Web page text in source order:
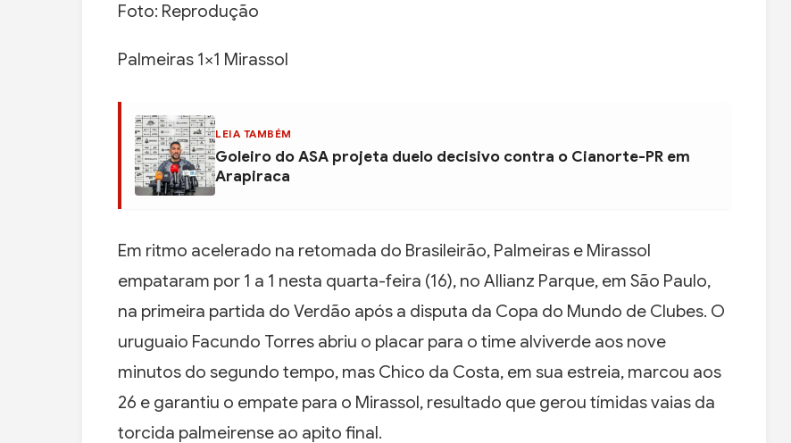
Foto: Reprodução
Palmeiras 1×1 Mirassol
LEIA TAMBÉM
Goleiro do ASA projeta duelo decisivo contra o Cianorte-PR em
Arapiraca
Em ritmo acelerado na retomada do Brasileirão, Palmeiras e Mirassol
empataram por 1 a 1 nesta quarta-feira (16), no Allianz Parque, em São Paulo,
na primeira partida do Verdão após a disputa da Copa do Mundo de Clubes. O
uruguaio Facundo Torres abriu o placar para o time alviverde aos nove
minutos do segundo tempo, mas Chico da Costa, em sua estreia, marcou aos
26 e garantiu o empate para o Mirassol, resultado que gerou tímidas vaias da
torcida palmeirense ao apito final.